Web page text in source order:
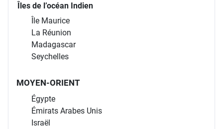
Îles de l’océan Indien
Île Maurice
La Réunion
Madagascar
Seychelles
MOYEN-ORIENT
Égypte
Émirats Arabes Unis
Israël